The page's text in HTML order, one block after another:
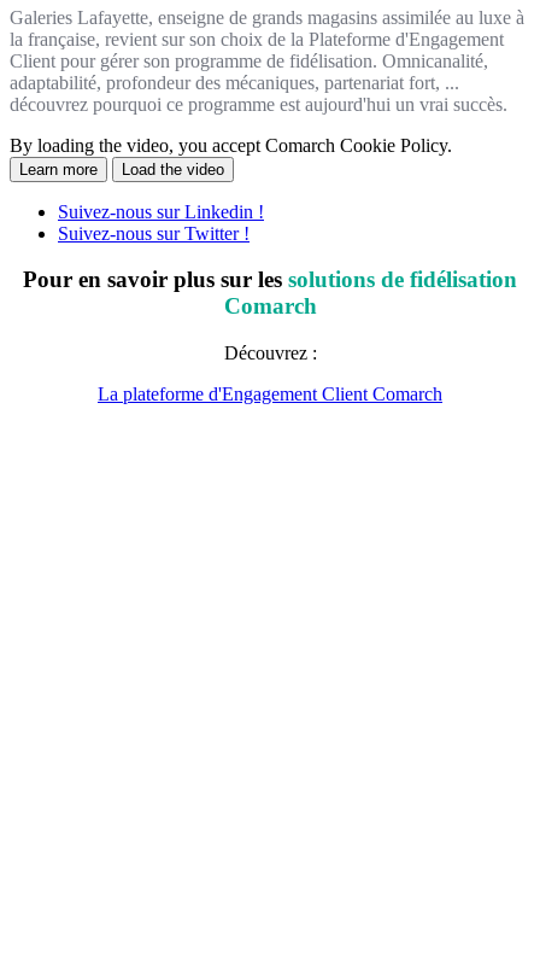
Galeries Lafayette, enseigne de grands magasins assimilée au luxe à
la française, revient sur son choix de la Plateforme d'Engagement
Client pour gérer son programme de fidélisation. Omnicanalité,
adaptabilité, profondeur des mécaniques, partenariat fort, ...
découvrez pourquoi ce programme est aujourd'hui un vrai succès.
By loading the video, you accept Comarch Cookie Policy.
Learn more Load the video
Suivez-nous sur Linkedin !
Suivez-nous sur Twitter !
Pour en savoir plus sur les solutions de fidélisation
Comarch
Découvrez :
La plateforme d'Engagement Client Comarch